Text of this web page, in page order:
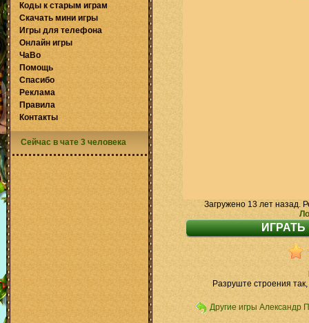
Загружено 13 лет назад.
Разруште строения
Другие игры Александр
Коды к старым играм
Скачать мини игры
Игры для телефона
Онлайн игры
ЧаВо
Помощь
Спасибо
Реклама
Правила
Контакты
Сейчас в чате 3 человека